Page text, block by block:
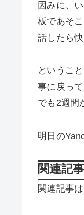
因みに、
板であそ
話したら
というこ
事に戻って
でも2週間
明日の
関連記
関連記事